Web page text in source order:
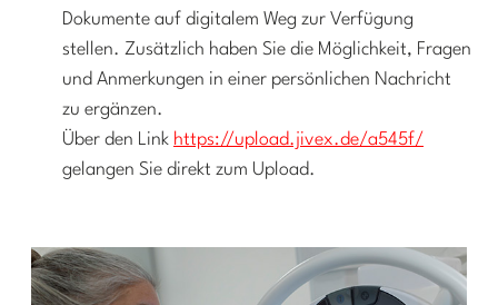
Dokumente auf digitalem Weg zur Verfügung
stellen. Zusätzlich haben Sie die Möglichkeit, Fragen
und Anmerkungen in einer persönlichen Nachricht
zu ergänzen.
Über den Link https://upload.jivex.de/a545f/
gelangen Sie direkt zum Upload.